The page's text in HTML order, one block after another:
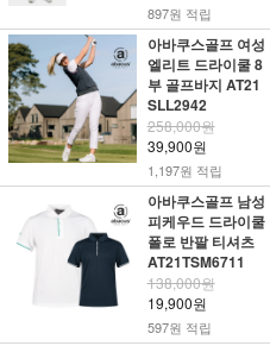
897원 적립
아바쿠스골프 여성
엘리트 드라이쿨 8
부 골프바지 AT21
SLL2942
258,000원
39,900원
1,197원 적립
아바쿠스골프 남성
피케우드 드라이쿨
폴로 반팔 티셔츠
AT21TSM6711
138,000원
19,900원
597원 적립